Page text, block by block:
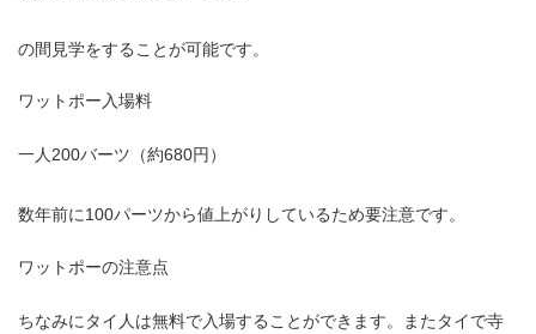
の間見学をすることが可能です。
ワットポー入場料
一人200バーツ（約680円）
数年前に100パーツから値上がりしているため要注意です。
ワットポーの注意点
ちなみにタイ人は無料で入場することができます。またタイで寺